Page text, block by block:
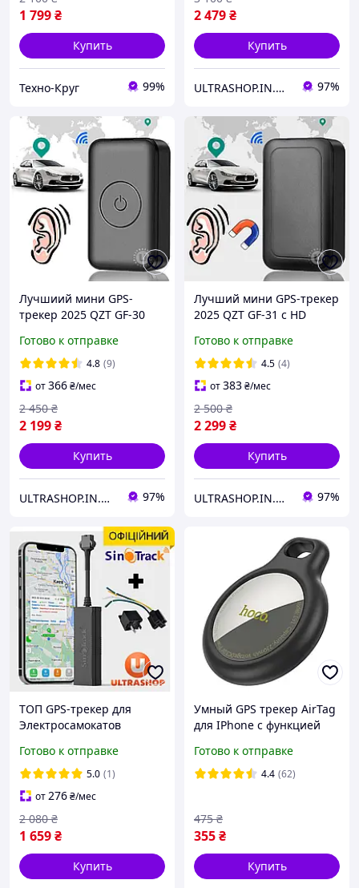
1 799₴
Купить
Техно-Круг 99%
2 479₴
Купить
ULTRASHOP.IN.UA 🛒 Интернет-магазин трендовых гаджетов 97%
Лучшиий мини GPS-
трекер 2025 QZT GF-30
Микрофоном Диктофон
GSM Прослушка
Готово к отправке
4.8 (9)
от366₴/мес
2 199₴
2 450 ₴
Купить
ULTRASHOP.IN.UA 🛒 Интернет-магазин трендовых гаджетов 97%
Лучший мини GPS-трекер
2025 QZT GF-31 с HD
GSM Диктофон
Прослушка
Готово к отправке
4.5 (4)
от383₴/мес
2 299₴
2 500 ₴
Купить
ULTRASHOP.IN.UA 🛒 Интернет-магазин трендовых гаджетов 97%
ТОП GPS-трекер для
Электросамокатов
Электровелосипедов
SinoTrack ST-901m Full
Original с Блокировкой
Готово к отправке
5.0 (1)
от276₴/мес
1 659₴
2 080 ₴
Купить
Умный GPS трекер AirTag
для IPhone с функцией
Black (Черный)
Готово к отправке
4.4 (62)
355₴
475 ₴
Купить